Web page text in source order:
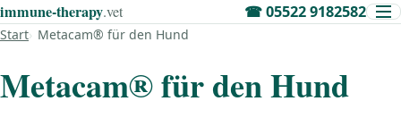
immune‑therapy.vet ☎05522 9182582
Start Metacam® für den Hund
Metacam® für den Hund